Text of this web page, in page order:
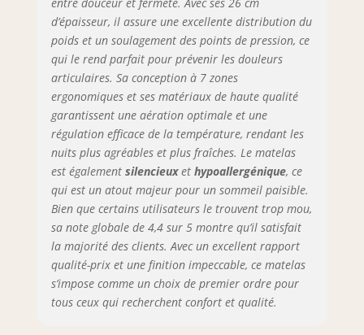
garantit une
aération optimale
et un flux d'air
correct pour des
conditions de
sommeil idéales à
toute température.
De plus, il est
allergique,
antibactérien et
résistant. Avec une
certification Oeko-
Tex, il est idéal
pour les
allergiques. 🥇
【𝐎𝐩𝐭𝐢𝐦𝐚𝐥
𝐂𝐨𝐧𝐟𝐨𝐫𝐭】 — Le
matelas Ace Hybrid
d’épaisseur, il assure une excellente distribution du
poids et un soulagement des points de pression, ce
qui le rend parfait pour prévenir les douleurs
articulaires. Sa conception à 7 zones
ergonomiques et ses matériaux de haute qualité
garantissent une aération optimale et une
régulation efficace de la température, rendant les
nuits plus agréables et plus fraîches. Le matelas
est également silencieuxet hypoallergénique, ce
qui est un atout majeur pour un sommeil paisible.
Bien que certains utilisateurs le trouvent trop mou,
sa note globale de 4,4 sur 5 montre qu’il satisfait
la majorité des clients. Avec un excellent rapport
qualité-prix et une finition impeccable, ce matelas
s’impose comme un choix de premier ordre pour
tous ceux qui recherchent confort et qualité.